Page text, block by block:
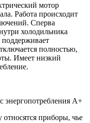
мотор
Работа происходит
Сперва
холодильника
полностью,
Имеет низкий
энергопотребления А+
приборы, чье